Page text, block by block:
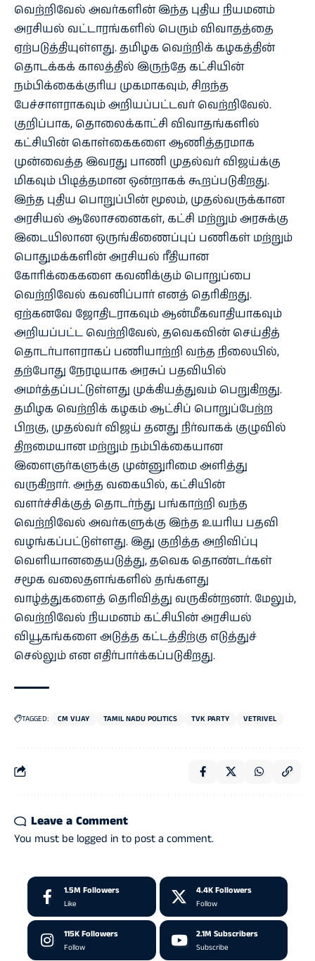
வெற்றிவேல் அவர்களின் இந்த புதிய நியமனம்
அரசியல் வட்டாரங்களில் பெரும் விவாதத்தை
ஏற்படுத்தியுள்ளது. தமிழக வெற்றிக் கழகத்தின்
தொடக்கக் காலத்தில் இருந்தே கட்சியின்
நம்பிக்கைக்குரிய முகமாகவும், சிறந்த
பேச்சாளராகவும் அறியப்பட்டவர் வெற்றிவேல்.
குறிப்பாக, தொலைக்காட்சி விவாதங்களில்
கட்சியின் கொள்கைகளை ஆணித்தரமாக
முன்வைத்த இவரது பாணி முதல்வர் விஜய்க்கு
மிகவும் பிடித்தமான ஒன்றாகக் கூறப்படுகிறது.
இந்த புதிய பொறுப்பின் மூலம், முதல்வருக்கான
அரசியல் ஆலோசனைகள், கட்சி மற்றும் அரசுக்கு
இடையிலான ஒருங்கிணைப்புப் பணிகள் மற்றும்
பொதுமக்களின் அரசியல் ரீதியான
கோரிக்கைகளை கவனிக்கும் பொறுப்பை
வெற்றிவேல் கவனிப்பார் எனத் தெரிகிறது.
ஏற்கனவே ஜோதிடராகவும் ஆன்மீகவாதியாகவும்
அறியப்பட்ட வெற்றிவேல், தவெகவின் செய்தித்
தொடர்பாளராகப் பணியாற்றி வந்த நிலையில்,
தற்போது நேரடியாக அரசுப் பதவியில்
அமர்த்தப்பட்டுள்ளது முக்கியத்துவம் பெறுகிறது.
தமிழக வெற்றிக் கழகம் ஆட்சிப் பொறுப்பேற்ற
பிறகு, முதல்வர் விஜய் தனது நிர்வாகக் குழுவில்
திறமையான மற்றும் நம்பிக்கையான
இளைஞர்களுக்கு முன்னுரிமை அளித்து
வருகிறார். அந்த வகையில், கட்சியின்
வளர்ச்சிக்குத் தொடர்ந்து பங்காற்றி வந்த
வெற்றிவேல் அவர்களுக்கு இந்த உயரிய பதவி
வழங்கப்பட்டுள்ளது. இது குறித்த அறிவிப்பு
வெளியானதையடுத்து, தவெக தொண்டர்கள்
சமூக வலைதளங்களில் தங்களது
வாழ்த்துகளைத் தெரிவித்து வருகின்றனர். மேலும்,
வெற்றிவேல் நியமனம் கட்சியின் அரசியல்
வியூகங்களை அடுத்த கட்டத்திற்கு எடுத்துச்
செல்லும் என எதிர்பார்க்கப்படுகிறது.
TAGGED: CM VIJAY TAMIL NADU POLITICS TVK PARTY VETRIVEL
Leave a Comment
You must be logged in to post a comment.
1.5M Followers
Like
4.4K Followers
Follow
115KFollowers
Follow
2.1M Subscribers
Subscribe